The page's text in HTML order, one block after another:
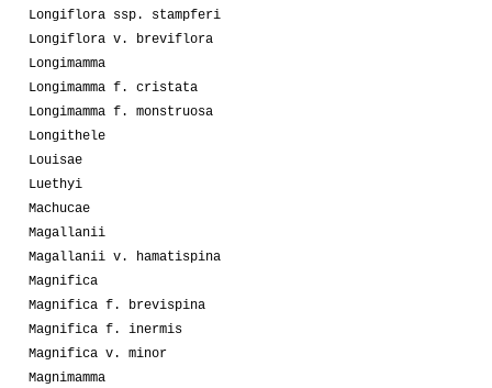
Longiflora ssp. stampferi
Longiflora v. breviflora
Longimamma
Longimamma f. cristata
Longimamma f. monstruosa
Longithele
Louisae
Luethyi
Machucae
Magallanii
Magallanii v. hamatispina
Magnifica
Magnifica f. brevispina
Magnifica f. inermis
Magnifica v. minor
Magnimamma